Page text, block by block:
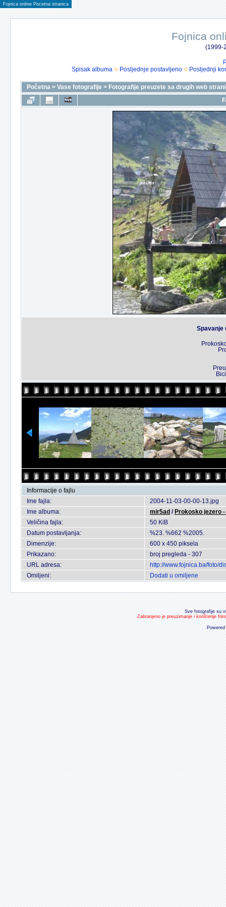
Fojnica online Pocetna stranica
Fojnica
(1999-
Spisak albuma
Posljednje postavljeno Posljednji
Početna > Vase fotografije > Fotografije preuzete sa drugih web
Spavanje
Informacije o fajlu
Ime fajla:
2004-11-03-00-00-13.jpg
Ime albuma:
mir5ad / Prokosko jezero
Veličina fajla:
50 KiB
Datum postavljanja:
%23. %662 %2005.
Dimenzije:
600 x 450 piksela
Prikazano:
broj pregleda - 307
URL adresa:
http://www.fojnica.ba/foto/
Omiljeni:
Dodati u omiljene
Sve fotografije su
Zabranjeno je preuzimanje i korištenje